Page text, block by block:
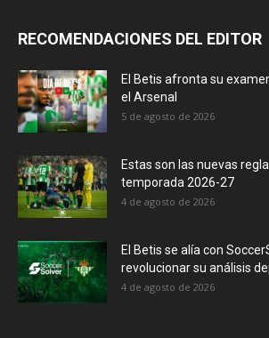
RECOMENDACIONES DEL EDITOR
El Betis afronta su
el Arsenal
5 de agosto de 2026
Estas son las nuevas
temporada 2026-27
4 de agosto de 2026
El Betis se alía con
revolucionar su análisis
4 de agosto de 2026